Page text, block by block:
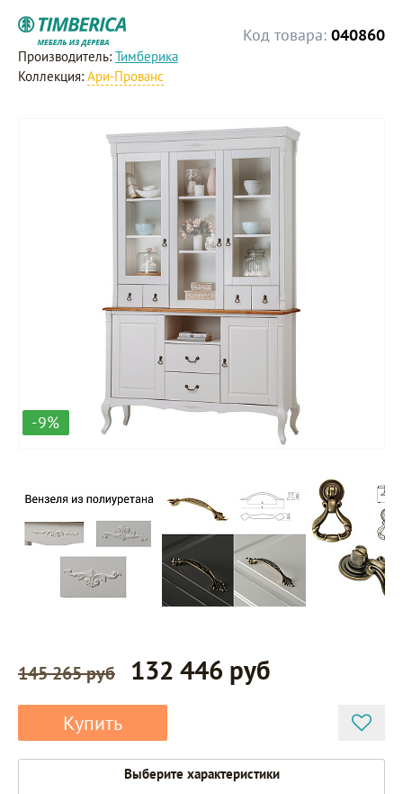
Код товара: 040860
Производитель: Тимберика
Коллекция: Ари-Прованс
-9%
145 265 руб 132 446 руб
Купить
Выберите характеристики